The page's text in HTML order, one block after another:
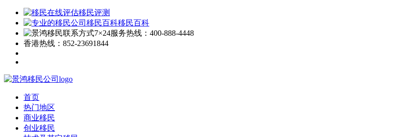
移民评测
移民百科
7×24服务热线： 400-888-4448
香港热线： 852-23691844
首页
热门地区
商业移民
创业移民